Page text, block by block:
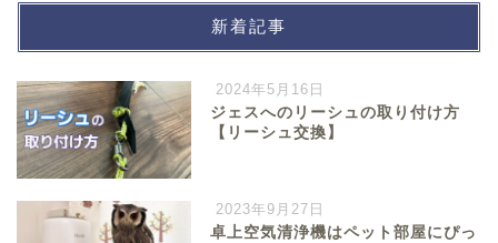
新着記事
2024年5月16日
ジェスへのリーシュの取り付け方
【リーシュ交換】
2023年9月27日
卓上空気清浄機はペット部屋にぴっ